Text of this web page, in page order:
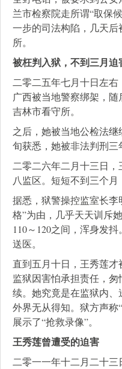
兰市检察院走所谓“取保
一步的司法构陷，几天
所。
被枉判入狱，不到三月迫
二零二五年七月十日左
广西被当地警察绑架，
吉林市看守所。
之后，她被当地公检法
旬获悉，她被非法判刑三
二零二六年二月十三日
八监区。短短不到三个月
据悉，狱警操控监室长
格”为由，几乎天天训斥
110～120之间，浑身发
送医。
直到五月十日，王秀莲才
监狱因害怕承担责任，
续。她究竟是在监狱内、
外界无从得知。狱方声称
展示了“抢救录像”。
王秀莲曾遭受的迫害
二零一一年十二月二十